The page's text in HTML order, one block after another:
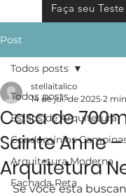
Faça seu
Post
Todos posts
Estilos de Arquitetura
Condomínios
Arquitetura Moderna
Fachada Reta
Todos posts
Casa de
Sainte Anne –
Arquitetura
stellaitalico
14 de jul. de 2025 2
Se você esta